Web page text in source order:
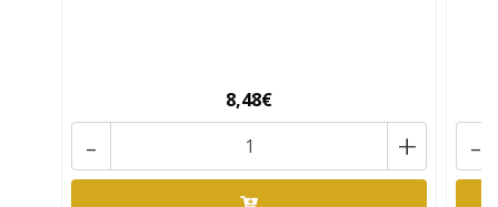
8,48€
+
- -